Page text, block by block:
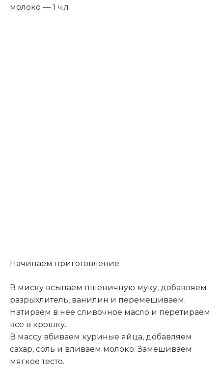
молоко — 1 ч.л
Начинаем приготовление
В миску всыпаем пшеничную муку, добавляем
разрыхлитель, ванилин и перемешиваем.
Натираем в нее сливочное масло и перетираем
все в крошку.
В массу вбиваем куриные яйца, добавляем
сахар, соль и вливаем молоко. Замешиваем
мягкое тесто.